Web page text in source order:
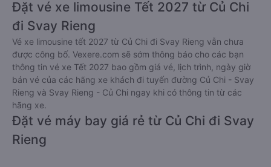
Đặt vé xe limousine Tết 2027 từ Củ Chi
đi Svay Rieng
Vé xe limousine tết 2027 từ Củ Chi đi Svay Rieng vẫn chưa
được công bố. Vexere.com sẽ sớm thông báo cho các bạn
thông tin vé xe Tết 2027 bao gồm giá vé, lịch trình, ngày giờ
bán vé của các hãng xe khách đi tuyến đường Củ Chi - Svay
Rieng và Svay Rieng - Củ Chi ngay khi có thông tin từ các
hãng xe.
Đặt vé máy bay giá rẻ từ Củ Chi đi Svay
Rieng